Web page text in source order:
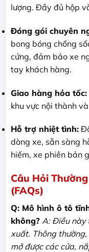
lượng. Đầy đủ hộp
Đóng gói chuyên
bong bóng chống
cứng, đảm bảo xe
tay khách hàng.
Giao hàng hỏa tốc:
khu vực nội thành
Hỗ trợ nhiệt tình:
dòng xe, sẵn sàng
hiếm, xe phiên bản
Câu Hỏi
(FAQs)
Q: Mô hình ô tô
không? A: Điều này
xuất. Thông
mở được các cửa,